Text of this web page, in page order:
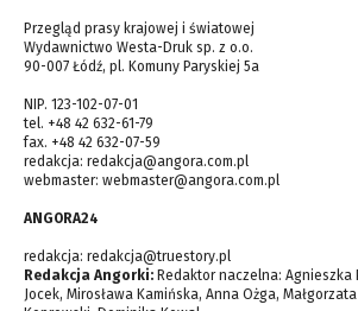
Przegląd prasy krajowej i światowej
Wydawnictwo Westa-Druk sp. z o.o.
90-007 Łódź, pl. Komuny Paryskiej 5a
NIP. 123-102-07-01
tel. +48 42 632-61-79
fax. +48 42 632-07-59
redakcja: redakcja@angora.com.pl
webmaster: webmaster@angora.com.pl
ANGORA24
redakcja: redakcja@truestory.pl
Redakcja Angorki: Redaktor naczelna: Agnieszka
Jocek, Mirosława Kamińska, Anna Ożga,